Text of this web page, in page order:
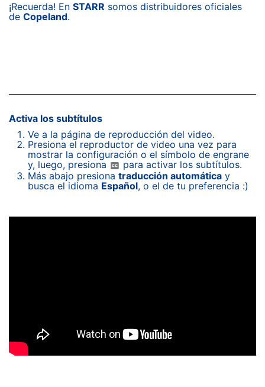
¡Recuerda! En STARR somos distribuidores oficiales
de Copeland.
Activa los subtítulos
Ve a la página de reproducción del video.
Presiona el reproductor de video una vez para
mostrar la configuración o el símbolo de engrane
y, luego, presiona
para activar los subtítulos.
Más abajo presiona traducción automática y
busca el idioma Español, o el de tu preferencia :)